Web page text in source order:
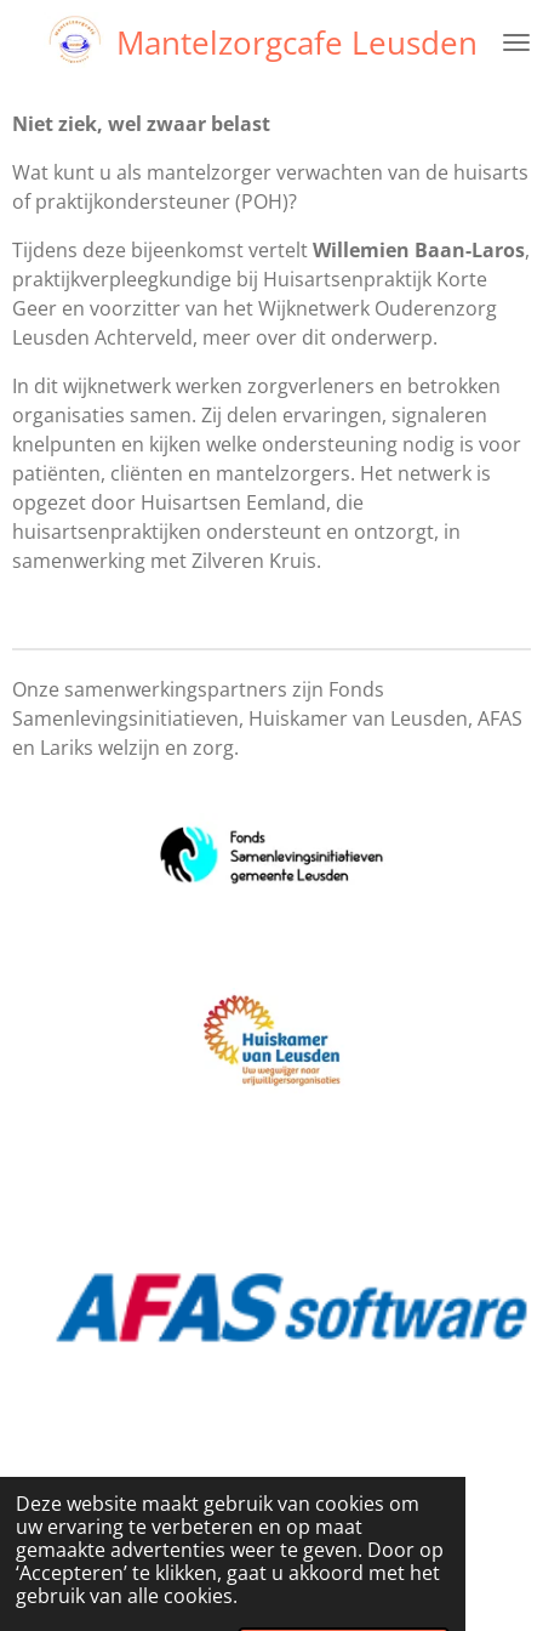
Deze website maakt gebruik van cookies om
uw ervaring te verbeteren en op maat
gemaakte advertenties weer te geven. Door op
‘Accepteren’ te klikken, gaat u akkoord met het
gebruik van alle cookies.
direct
de
Mantelzorgcafe Leusden
Niet ziek, wel zwaar belast
Wat kunt u als mantelzorger verwachten van de huisarts
of praktijkondersteuner (POH)?
Tijdens deze bijeenkomst verteltWillemien Baan-Laros,
praktijkverpleegkundige bij Huisartsenpraktijk Korte
Geer en voorzitter van het Wijknetwerk Ouderenzorg
Leusden Achterveld, meer over dit onderwerp.
In dit wijknetwerk werken zorgverleners en betrokken
organisaties samen. Zij delen ervaringen, signaleren
knelpunten en kijken welke ondersteuning nodig is voor
patiënten, cliënten en mantelzorgers. Het netwerk is
opgezet door Huisartsen Eemland, die
huisartsenpraktijken ondersteunt en ontzorgt, in
samenwerking met Zilveren Kruis.
Onze samenwerkingspartners zijn Fonds
Samenlevingsinitiatieven, Huiskamer van Leusden, AFAS
en Lariks welzijn en zorg.